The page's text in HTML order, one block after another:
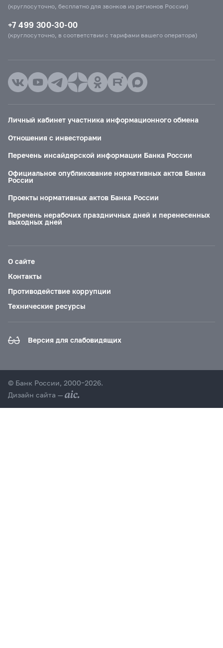
(круглосуточно, бесплатно для звонков из регионов России)
+7 499 300-30-00
(круглосуточно, в соответствии с тарифами вашего оператора)
Личный кабинет участника информационного обмена
Отношения с инвесторами
Перечень инсайдерской информации Банка России
Официальное опубликование нормативных актов Банка
России
Проекты нормативных актов Банка России
Перечень нерабочих праздничных дней и перенесенных
выходных дней
О сайте
Контакты
Противодействие коррупции
Технические ресурсы
Версия для слабовидящих
© Банк России, 2000–2026.
Дизайн сайта —